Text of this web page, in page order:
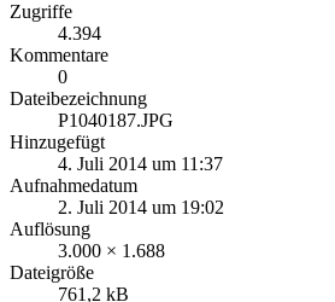
Zugriffe
4.394
Kommentare
0
Dateibezeichnung
P1040187.JPG
Hinzugefügt
4. Juli 2014 um 11:37
Aufnahmedatum
2. Juli 2014 um 19:02
Auflösung
3.000 × 1.688
Dateigröße
761,2 kB